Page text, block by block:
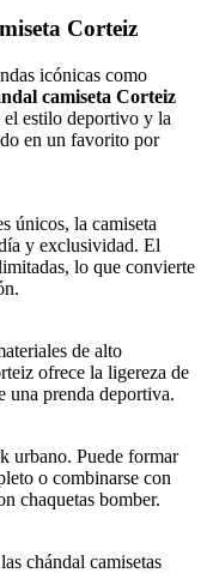
Corteiz
icónicas como
camiseta Corteiz
estilo deportivo y la
en un favorito por
únicos, la camiseta
y exclusividad. El
lo que convierte
de alto
ofrece la ligereza de
una prenda deportiva.
urbano. Puede formar
o combinarse con
chaquetas bomber.
chándal camisetas